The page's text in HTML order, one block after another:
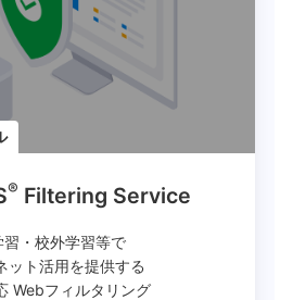
® ︎ Filtering Service
習・校外学習等で
ット活用を提供する
Webフィルタリング